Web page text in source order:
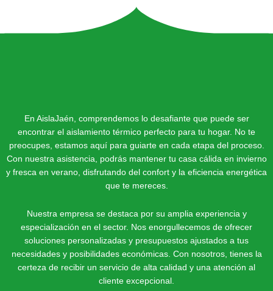
En AislaJaén, comprendemos lo desafiante que puede ser
encontrar el aislamiento térmico perfecto para tu hogar. No te
preocupes, estamos aquí para guiarte en cada etapa del proceso.
Con nuestra asistencia, podrás mantener tu casa cálida en invierno
y fresca en verano, disfrutando del confort y la eficiencia energética
que te mereces.
Nuestra empresa se destaca por su amplia experiencia y
especialización en el sector. Nos enorgullecemos de ofrecer
soluciones personalizadas y presupuestos ajustados a tus
necesidades y posibilidades económicas. Con nosotros, tienes la
certeza de recibir un servicio de alta calidad y una atención al
cliente excepcional.